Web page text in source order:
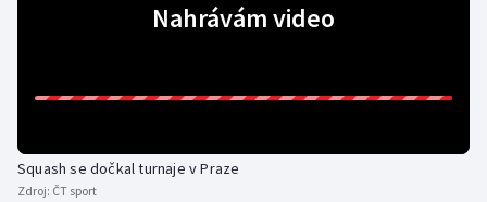
Olympijské hry
Parasport
Nahrávám video
Squash se dočkal turnaje v Praze
Zdroj: ČT sport